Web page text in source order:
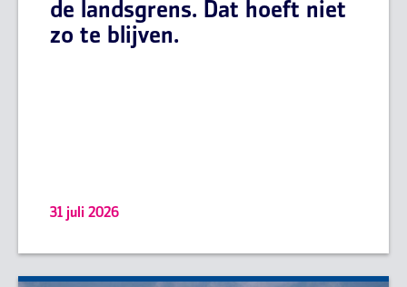
de landsgrens. Dat hoeft niet
zo te blijven.
31 juli 2026